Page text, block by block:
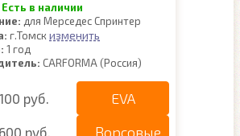
Есть в наличии
для Мерседес Спринтер
г.Томск изменить
1 год
CARFORMA (Россия)
руб. EVA
руб. Ворсовые